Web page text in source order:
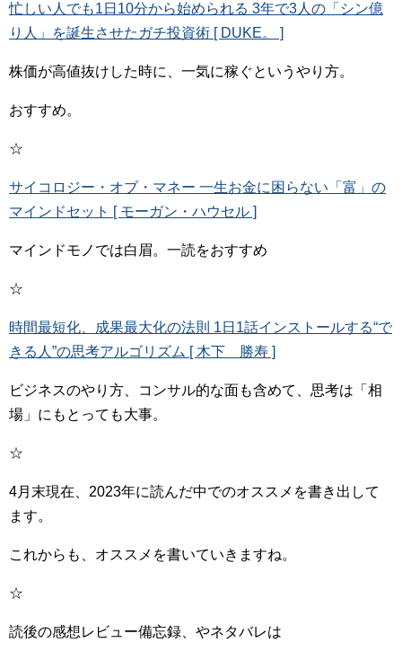
忙しい人でも1日10分から始められる 3年で3人の「シン億
り人」を誕生させたガチ投資術 [ DUKE。 ]
株価が高値抜けした時に、一気に稼ぐというやり方。
おすすめ。
☆
サイコロジー・オブ・マネー 一生お金に困らない「富」の
マインドセット [ モーガン・ハウセル ]
マインドモノでは白眉。一読をおすすめ
☆
時間最短化、成果最大化の法則 1日1話インストールする“で
きる人”の思考アルゴリズム [ 木下 勝寿 ]
ビジネスのやり方、コンサル的な面も含めて、思考は「相
場」にもとっても大事。
☆
4月末現在、2023年に読んだ中でのオススメを書き出して
ます。
これからも、オススメを書いていきますね。
☆
読後の感想レビュー備忘録、やネタバレは